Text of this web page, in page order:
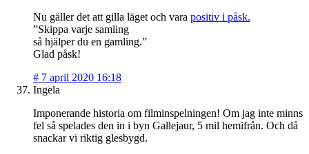
Nu gäller det att gilla läget och vara positiv i påsk.
”Skippa varje samling
så hjälper du en gamling.”
Glad påsk!
# 7 april 2020 16:18
Ingela
Imponerande historia om filminspelningen! Om jag inte minns
fel så spelades den in i byn Gallejaur, 5 mil hemifrån. Och då
snackar vi riktig glesbygd.